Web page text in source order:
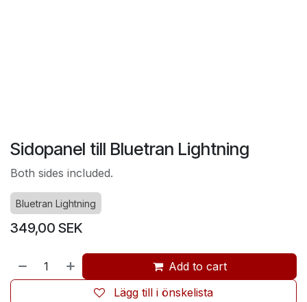
Sidopanel till Bluetran Lightning
Both sides included.
Bluetran Lightning
349,00 SEK
Add to cart
Lägg till i önskelista